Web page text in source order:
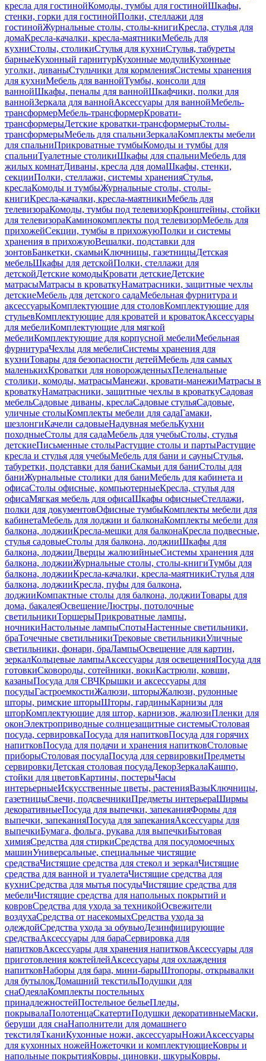
кресла для гостинойКомоды, тумбы для гостинойШкафы,
стенки, горки для гостинойПолки, стеллажи для
гостинойЖурнальные столы, столы-книгиКресла, стулья для
домаКресла-качалки, кресла-маятникиМебель для
кухниСтолы, столикиСтулья для кухниСтулья, табуреты
барныеКухонный гарнитурКухонные модулиКухонные
уголки, диваныСтульчики для кормленияСистемы хранения
для кухниМебель для ваннойТумбы, консоли для
ваннойШкафы, пеналы для ваннойШкафчики, полки для
ваннойЗеркала для ваннойАксессуары для ваннойМебель-
трансформерМебель-трансформерКровати-
трансформерыДетские кроватки-трансформерыСтолы-
трансформерыМебель для спальниЗеркалаКомплекты мебели
для спальниПрикроватные тумбыКомоды и тумбы для
спальниТуалетные столикиШкафы для спальниМебель для
жилых комнатДиваны, кресла для домаШкафы, стенки,
секцииПолки, стеллажи, системы храненияСтулья,
креслаКомоды и тумбыЖурнальные столы, столы-
книгиКресла-качалки, кресла-маятникиМебель для
телевизораКомоды, тумбы под телевизорКронштейны, стойки
для телевизораКаминокомплекты под телевизорМебель для
прихожейСекции, тумбы в прихожуюПолки и системы
хранения в прихожуюВешалки, подставки для
зонтовБанкетки, скамьиКлючницы, газетницыДетская
мебельШкафы для детскойПолки, стеллажи для
детскойДетские комодыКровати детскиеДетские
матрасыМатрасы в кроваткуНаматрасники, защитные чехлы
детскиеМебель для детского садаМебельная фурнитура и
аксессуарыКомплектующие для столовКомплектующие для
стульевКомплектующие для кроватей и кроватокАксессуары
для мебелиКомплектующие для мягкой
мебелиКомплектующие для корпусной мебелиМебельная
фурнитураЧехлы для мебелиСистемы хранения для
кухниТовары для безопасности детейМебель для самых
маленькихКроватки для новорожденныхПеленальные
столики, комоды, матрасыМанежи, кровати-манежиМатрасы в
кроваткуНаматрасники, защитные чехлы в кроваткуСадовая
мебельСадовые диваны, креслаСадовые стульяСадовые,
уличные столыКомплекты мебели для садаГамаки,
шезлонгиКачели садовыеНадувная мебельКухни
походныеСтолы для садаМебель для учебыСтолы, стулья
детскиеПисьменные столыРастущие столы и партыРастущие
кресла и стулья для учебыМебель для бани и сауныСтулья,
табуретки, подставки для баниСкамьи для баниСтолы для
баниЖурнальные столики для баниМебель для кабинета и
офисаСтолы офисные, компьютерныеКресла, стулья для
офисаМягкая мебель для офисаШкафы офисныеСтеллажи,
полки для документовОфисные тумбыКомплекты мебели для
кабинетаМебель для лоджии и балконаКомплекты мебели для
балкона, лоджииКресла-мешки для балконаКресла подвесные,
стулья садовыеСтолы для балкона, лоджииШкафы для
балкона, лоджииДверцы жалюзийныеСистемы хранения для
балкона, лоджииЖурнальные столы, столы-книгиТумбы для
балкона, лоджииКресла-качалки, кресла-маятникиСтулья для
балкона, лоджииКресла, пуфы для балкона,
лоджииКомпактные столы для балкона, лоджииТовары для
дома, бакалеяОсвещениеЛюстры, потолочные
светильникиТоршерыПрикроватные лампы,
ночникиНастольные лампыСпотыНастенные светильники,
браТочечные светильникиТрековые светильникиУличные
светильники, фонари, браЛампыОсвещение для картин,
зеркалКольцевые лампыАксессуары для освещенияПосуда для
готовкиСковороды, сотейники, вокиКастрюли, ковши,
казаныПосуда для СВЧКрышки и аксессуары для
посудыГастроемкостиЖалюзи, шторыЖалюзи, рулонные
шторы, римские шторыШторы, гардиныКарнизы для
шторКомплектующие для штор, карнизов, жалюзиПленки для
оконЭлектроприводные солнцезащитные системыСтоловая
посуда, сервировкаПосуда для напитковПосуда для горячих
напитковПосуда для подачи и хранения напитковСтоловые
приборыСтоловая посудаПосуда для сервировкиПредметы
сервировкиДетская столовая посудаДекорЗеркалаКашпо,
стойки для цветовКартины, постерыЧасы
интерьерныеИскусственные цветы, растенияВазыКлючницы,
газетницыСвечи, подсвечникиПредметы интерьераШирмы
декоративныеПосуда для выпечки, запеканияФормы для
выпечки, запеканияПосуда для запеканияАксессуары для
выпечкиБумага, фольга, рукава для выпечкиБытовая
химияСредства для стиркиСредства для посудомоечных
машинУниверсальные, специальные чистящие
средстваЧистящие средства для стекол и зеркалЧистящие
средства для ванной и туалетаЧистящие средства для
кухниСредства для мытья посудыЧистящие средства для
мебелиЧистящие средства для напольных покрытий и
ковровСредства для ухода за техникойОсвежители
воздухаСредства от насекомыхСредства ухода за
одеждойСредства ухода за обувьюДезинфицирующие
средстваАксессуары для бараСервировка для
напитковАксессуары для хранения напитковАксессуары для
приготовления коктейлейАксессуары для охлаждения
напитковНаборы для бара, мини-барыШтопоры, открывалки
для бутылокДомашний текстильПодушки для
снаОдеялаКомплекты постельных
принадлежностейПостельное бельеПледы,
покрывалаПолотенцаСкатертиПодушки декоративныеМаски,
беруши для снаНаполнители для домашнего
текстиляТканиКухонные ножи, аксессуарыНожиАксессуары
для кухонных ножейНожеточки и комплектующиеКовры и
напольные покрытияКовры, циновки, шкурыКовры,